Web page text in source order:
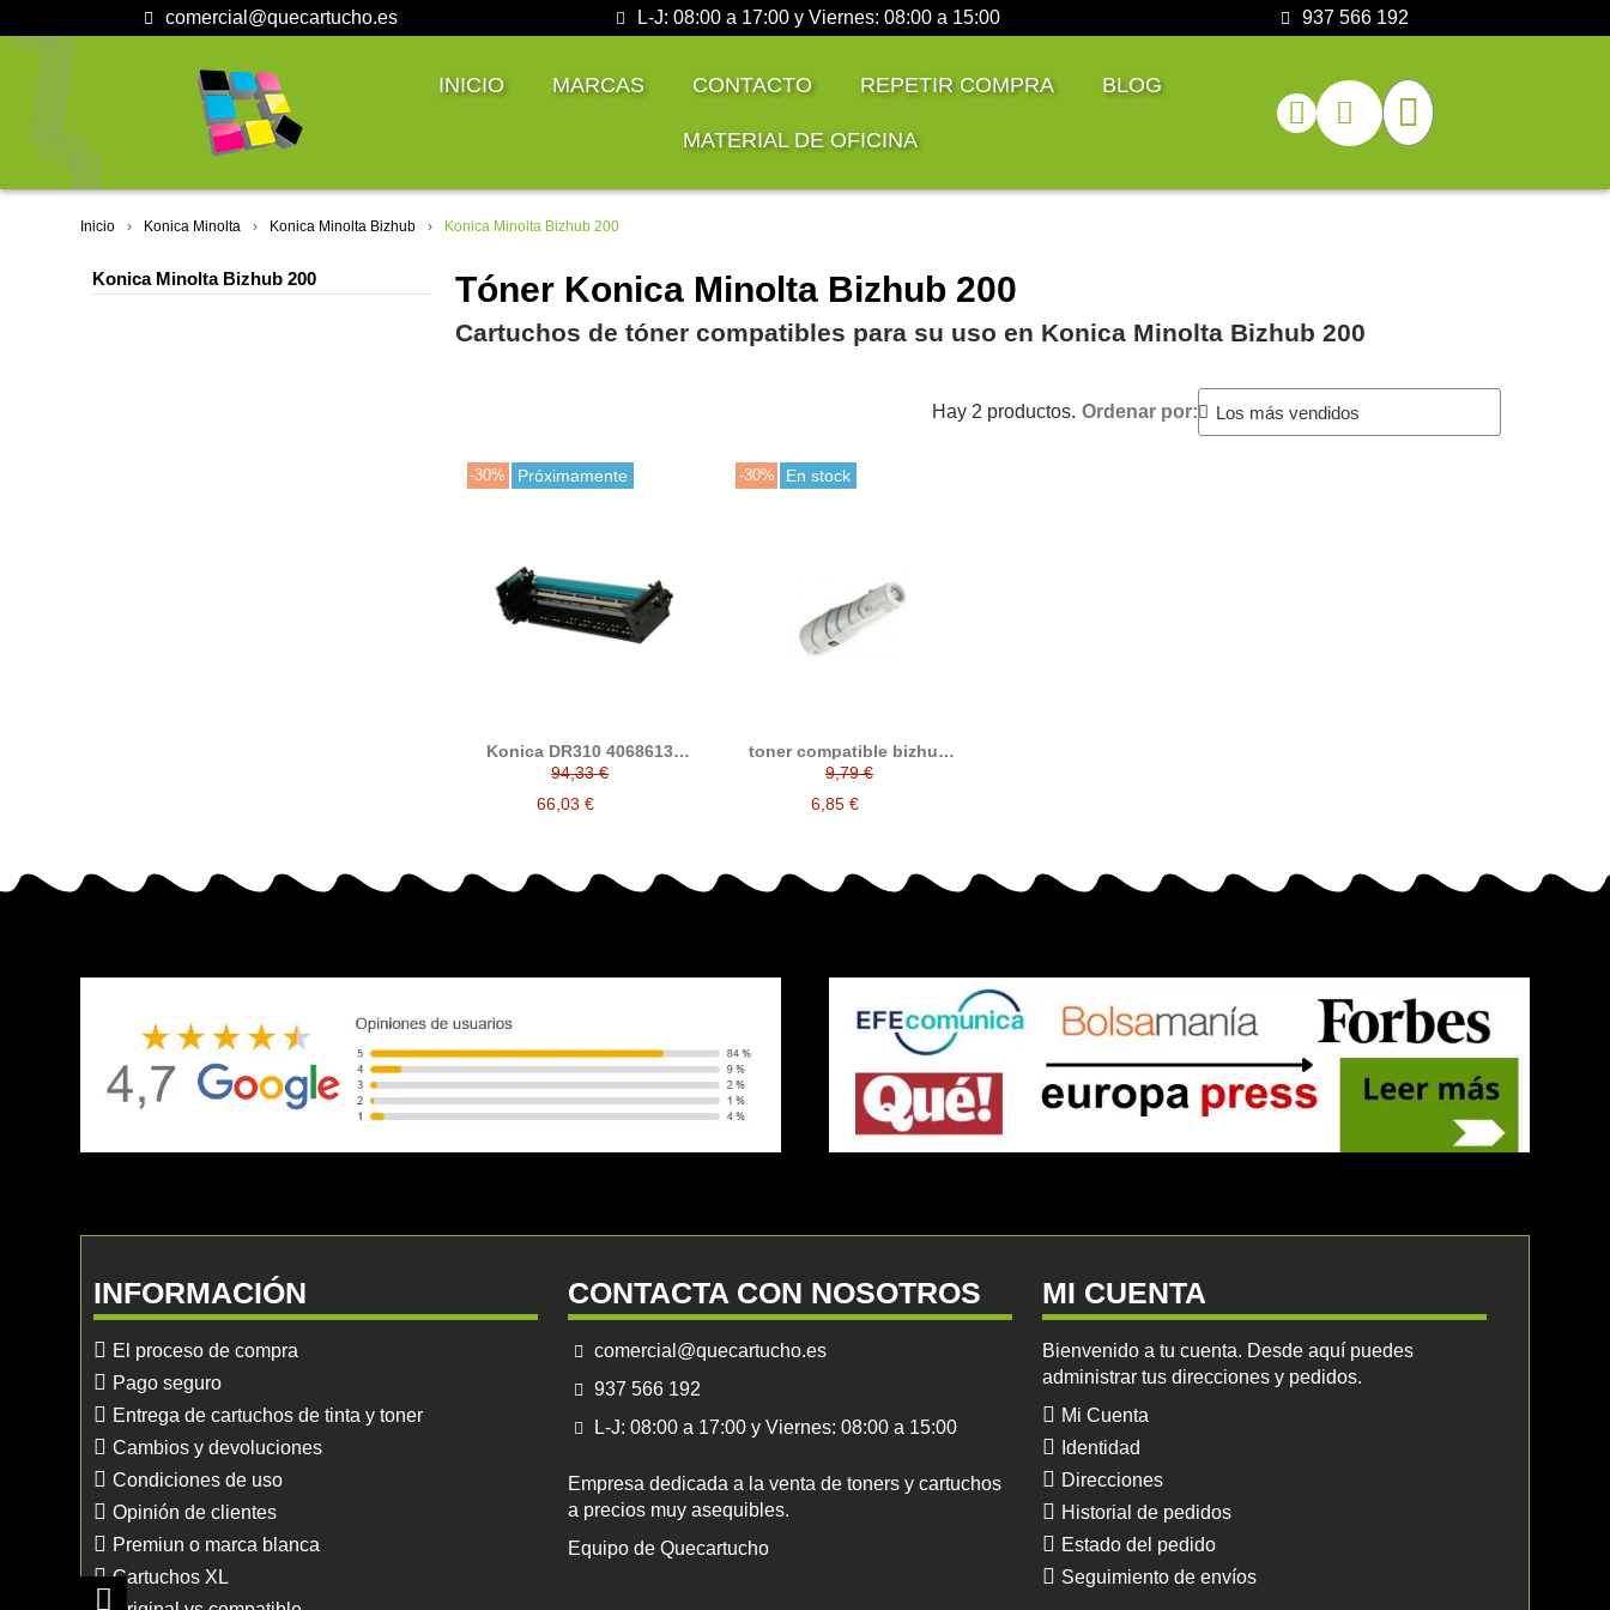
comercial@quecartucho.es L-J: 08:00 a 17:00 y Viernes: 08:00 a 15:00 937 566 192
INICIO MARCAS CONTACTO REPETIR COMPRA BLOG
MATERIAL DE OFICINA
Inicio Konica Minolta Konica Minolta Bizhub Konica Minolta Bizhub 200
Konica Minolta Bizhub 200 Tóner Konica Minolta Bizhub 200
Cartuchos de tóner compatibles para su uso en Konica Minolta Bizhub 200
Hay 2 productos. Ordenar por:
-30% Próximamente
Konica DR310 4068613
Tambor compatible
94,33 €
66,03 €
-30% En stock
toner compatible bizhub
200 / 222 / 25 / 250 / 282
reemplaza a Konica minolta
TN211 / 8938415
9,79 €
6,85 €
INFORMACIÓN
El proceso de compra
Pago seguro
Entrega de cartuchos de tinta y toner
Cambios y devoluciones
Condiciones de uso
Opinión de clientes
Premiun o marca blanca
Cartuchos XL
CONTACTA CON NOSOTROS
comercial@quecartucho.es
937 566 192
L-J: 08:00 a 17:00 y Viernes: 08:00 a 15:00
Empresa dedicada a la venta de toners y cartuchos
a precios muy asequibles.
Equipo de Quecartucho
MI CUENTA
Bienvenido a tu cuenta. Desde aquí puedes
administrar tus direcciones y pedidos.
Mi Cuenta
Identidad
Direcciones
Historial de pedidos
Estado del pedido
Seguimiento de envíos